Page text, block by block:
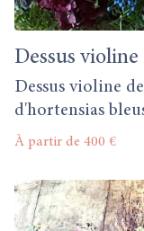
Dessus
Dessus violine
d'hortensias
À partir de 400 €